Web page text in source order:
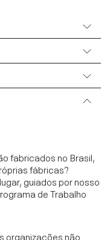
fabricados no Brasil,
fábricas?
guiados por nosso
de Trabalho
organizações não